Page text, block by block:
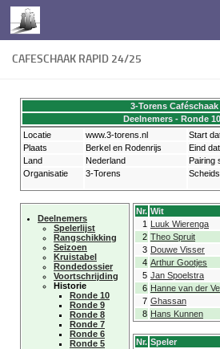
Doorgaan naar inhoud
CAFESCHAAK RAPID 24/25